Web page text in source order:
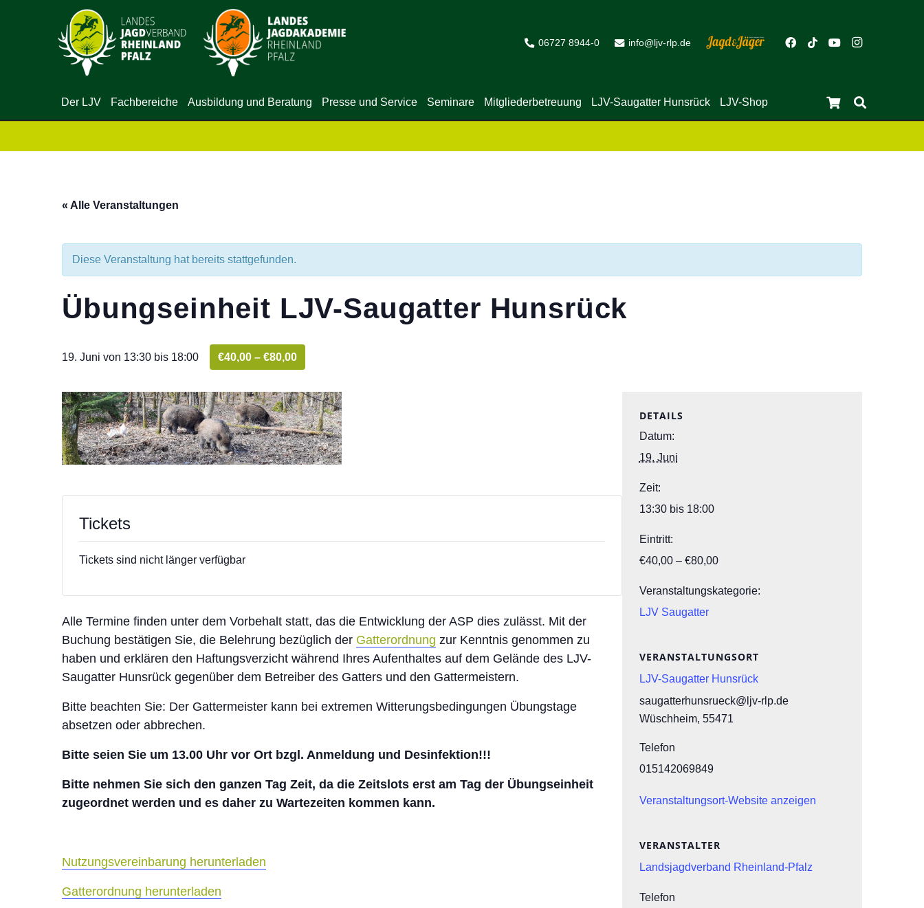
06727 8944-0 info@ljv-rlp.de
Der LJV Fachbereiche Ausbildung und Beratung Presse und Service Seminare Mitgliederbetreuung LJV-Saugatter Hunsrück LJV-Shop
« Alle Veranstaltungen
Diese Veranstaltung hat bereits stattgefunden.
Übungseinheit LJV-Saugatter Hunsrück
19. Juni von 13:30 bis 18:00 €40,00 – €80,00
Tickets
Tickets sind nicht länger verfügbar
Alle Termine finden unter dem Vorbehalt statt, das die Entwicklung der ASP dies zulässt. Mit der
Buchung bestätigen Sie, die Belehrung bezüglich der Gatterordnung zur Kenntnis genommen zu
haben und erklären den Haftungsverzicht während Ihres Aufenthaltes auf dem Gelände des LJV-
Saugatter Hunsrück gegenüber dem Betreiber des Gatters und den Gattermeistern.
Bitte beachten Sie: Der Gattermeister kann bei extremen Witterungsbedingungen Übungstage
absetzen oder abbrechen.
Bitte seien Sie um 13.00 Uhr vor Ort bzgl. Anmeldung und Desinfektion!!!
Bitte nehmen Sie sich den ganzen Tag Zeit, da die Zeitslots erst am Tag der Übungseinheit
zugeordnet werden und es daher zu Wartezeiten kommen kann.
Nutzungsvereinbarung herunterladen
Gatterordnung herunterladen
DETAILS
Datum:
19. Juni
Zeit:
13:30 bis 18:00
Eintritt:
€40,00 – €80,00
Veranstaltungskategorie:
LJV Saugatter
VERANSTALTUNGSORT
LJV-Saugatter Hunsrück
saugatterhunsrueck@ljv-rlp.de
Wüschheim, 55471
Telefon
015142069849
Veranstaltungsort-Website anzeigen
VERANSTALTER
Landsjagdverband Rheinland-Pfalz
Telefon
Close